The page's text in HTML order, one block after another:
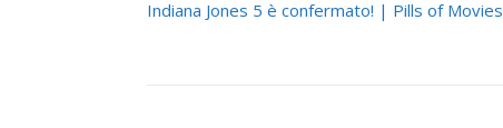
Indiana Jones 5 è confermato! | Pills of Movies